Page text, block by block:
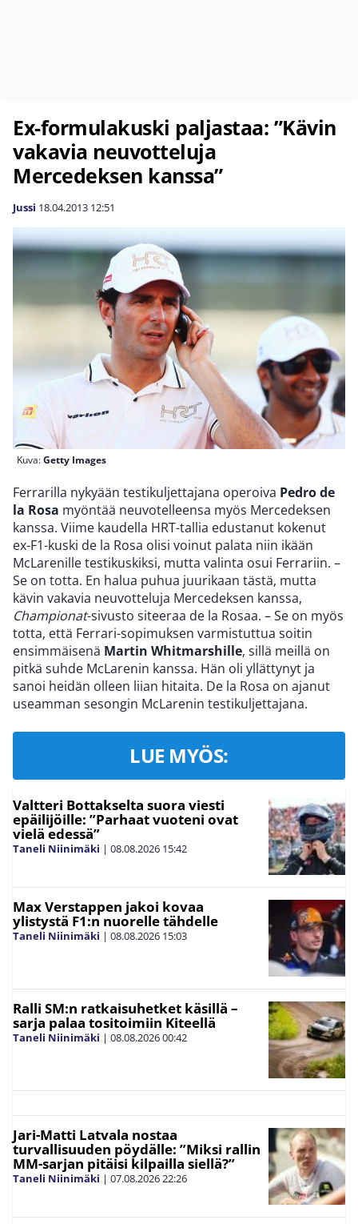
Ex-formulakuski paljastaa: ”Kävin
vakavia neuvotteluja
Mercedeksen kanssa”
Jussi 18.04.2013 12:51
Kuva:Getty Images
Ferrarilla nykyään testikuljettajana operoiva Pedro de
la Rosa myöntää neuvotelleensa myös Mercedeksen
kanssa. Viime kaudella HRT-tallia edustanut kokenut
ex-F1-kuski de la Rosa olisi voinut palata niin ikään
McLarenille testikuskiksi, mutta valinta osui Ferrariin. –
Se on totta. En halua puhua juurikaan tästä, mutta
kävin vakavia neuvotteluja Mercedeksen kanssa,
Championat-sivusto siteeraa de la Rosaa. – Se on myös
totta, että Ferrari-sopimuksen varmistuttua soitin
ensimmäisenä Martin Whitmarshille, sillä meillä on
pitkä suhde McLarenin kanssa. Hän oli yllättynyt ja
sanoi heidän olleen liian hitaita. De la Rosa on ajanut
useamman sesongin McLarenin testikuljettajana.
LUE MYÖS:
Valtteri Bottakselta suora viesti
epäilijöille: ”Parhaat vuoteni ovat
vielä edessä”
Taneli Niinimäki | 08.08.2026 15:42
Max Verstappen jakoi kovaa
ylistystä F1:n nuorelle tähdelle
Taneli Niinimäki | 08.08.2026 15:03
Ralli SM:n ratkaisuhetket käsillä –
sarja palaa tositoimiin Kiteellä
Taneli Niinimäki | 08.08.202600:42
Jari-Matti Latvala nostaa
turvallisuuden pöydälle: ”Miksi rallin
MM-sarjan pitäisi kilpailla siellä?”
Taneli Niinimäki | 07.08.202622:26